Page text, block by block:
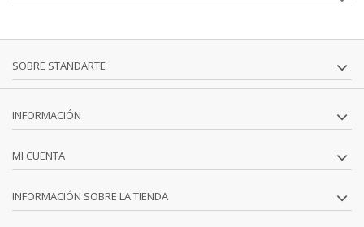
SOBRE STANDARTE
INFORMACIÓN
MI CUENTA
INFORMACIÓN SOBRE LA TIENDA